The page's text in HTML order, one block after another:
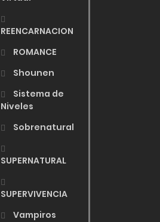
REENCARNACION
ROMANCE
Shounen
Sistema de
Niveles
Sobrenatural
SUPERNATURAL
SUPERVIVENCIA
Vampiros